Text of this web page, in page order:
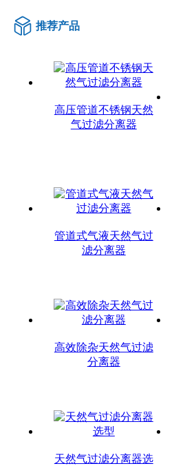
推荐产品
高压管道不锈钢天然
气过滤分离器
管道式气液天然气过
滤分离器
高效除杂天然气过滤
分离器
天然气过滤分离器选